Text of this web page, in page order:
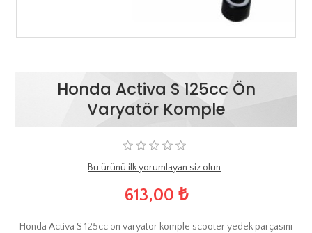
Honda Activa S 125cc Ön
Varyatör Komple
Bu ürünü ilk yorumlayan siz olun
613,00 ₺
Honda Activa S 125cc ön varyatör komple scooter yedek parçasını